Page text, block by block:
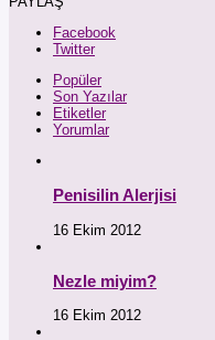
Facebook
Twitter
Popüler
Son Yazılar
Etiketler
Yorumlar
Penisilin Alerjisi
16 Ekim 2012
Nezle miyim?
16 Ekim 2012